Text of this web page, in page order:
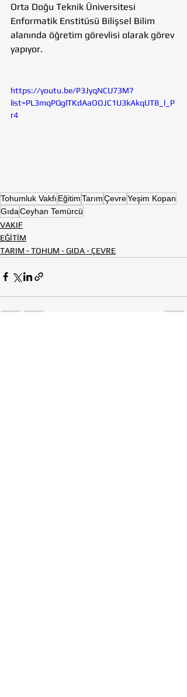
Orta Doğu Teknik Üniversitesi
Enformatik Enstitüsü Bilişsel Bilim
alanında öğretim görevlisi olarak görev
yapıyor.
https://youtu.be/P3JyqNCU73M?
list=PL3mqPQglTKdAaOOJC1U3kAkqUT8_l_P
r4
Tohumluk Vakfı EğitimTarımÇevreYeşim Kopan
GıdaCeyhan Temürcü
VAKIF
EĞİTİM
TARIM - TOHUM - GIDA - ÇEVRE